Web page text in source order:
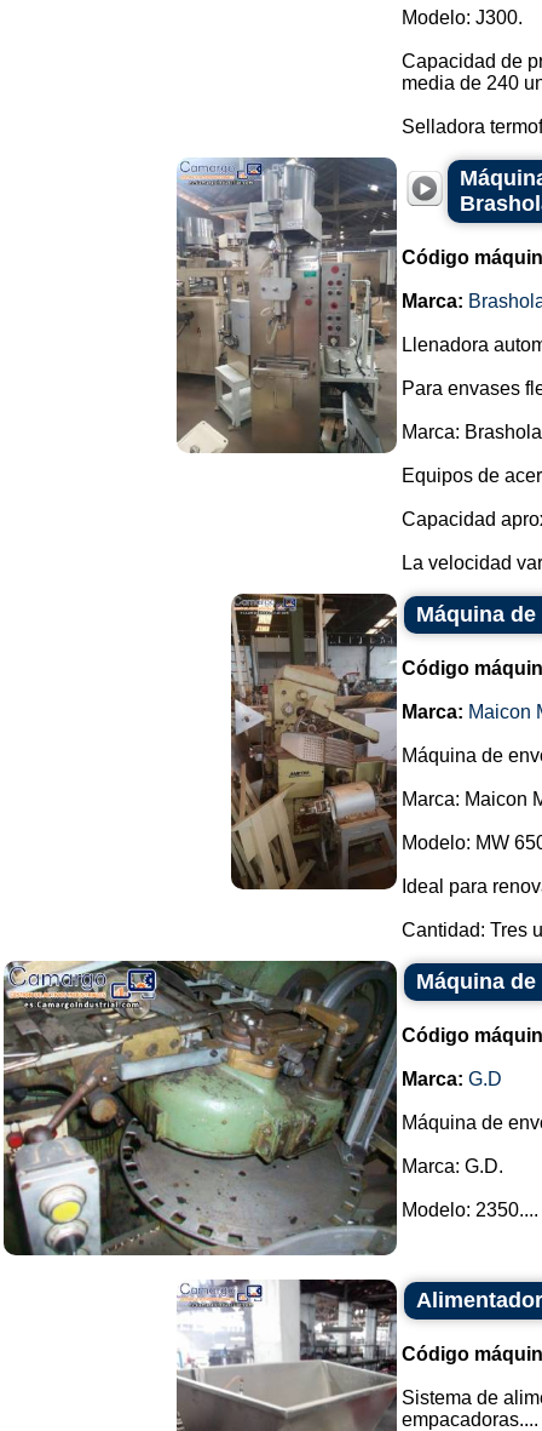
Modelo: J300.
Capacidad de
media de 240
Selladora
Código
Marca:
Llenadora
Para envases
Marca:
Equipos de
Capacidad
La velocidad
Máquina
Código
Marca: Maicon
Máquina de
Marca: Maicon
Modelo: MW
Ideal para
Cantidad: Tres
Máquina
Código
Marca: G.D
Máquina de
Marca: G.D.
Modelo: 2350....
Código
Sistema de
empacadoras....